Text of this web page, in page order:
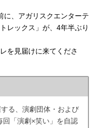
に、アガリスクエンターテ
レックス」が、4年半ぶり
を見届けに来てくださ
る、演劇団体・および
回「演劇×笑い」を自認